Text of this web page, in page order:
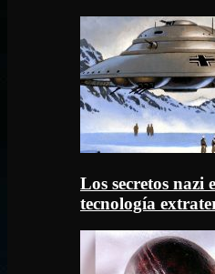
Los secretos
tecnología